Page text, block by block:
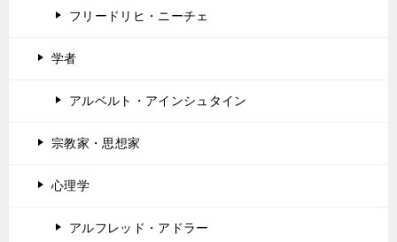
フリードリヒ・ニーチェ
学者
アルベルト・アインシュタイン
宗教家・思想家
心理学
アルフレッド・アドラー